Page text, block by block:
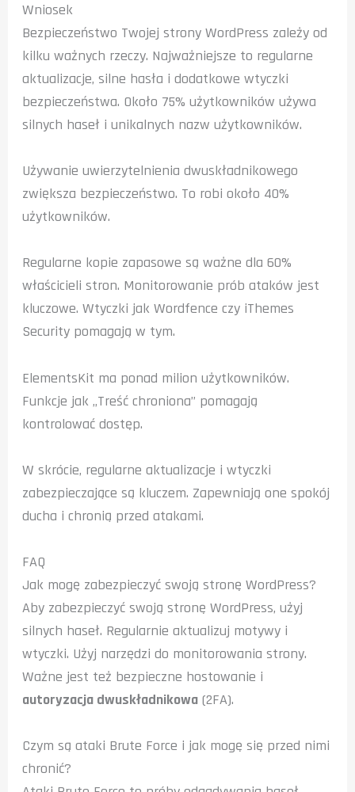
Wniosek
Bezpieczeństwo Twojej strony WordPress zależy od
kilku ważnych rzeczy. Najważniejsze to regularne
aktualizacje, silne hasła i dodatkowe wtyczki
bezpieczeństwa. Około 75% użytkowników używa
silnych haseł i unikalnych nazw użytkowników.
Używanie uwierzytelnienia dwuskładnikowego
zwiększa bezpieczeństwo. To robi około 40%
użytkowników.
Regularne kopie zapasowe są ważne dla 60%
właścicieli stron. Monitorowanie prób ataków jest
kluczowe. Wtyczki jak Wordfence czy iThemes
Security pomagają w tym.
ElementsKit ma ponad milion użytkowników.
Funkcje jak „Treść chroniona” pomagają
kontrolować dostęp.
W skrócie, regularne aktualizacje i wtyczki
zabezpieczające są kluczem. Zapewniają one spokój
ducha i chronią przed atakami.
FAQ
Jak mogę zabezpieczyć swoją stronę WordPress?
Aby zabezpieczyć swoją stronę WordPress, użyj
silnych haseł. Regularnie aktualizuj motywy i
wtyczki. Użyj narzędzi do monitorowania strony.
Ważne jest też bezpieczne hostowanie i
autoryzacja dwuskładnikowa (2FA).
Czym są ataki Brute Force i jak mogę się przed nimi
chronić?